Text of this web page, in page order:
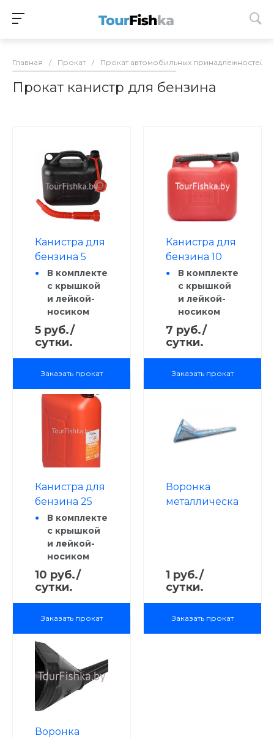
Главная / Прокат / Прокат автомобильных принадлежностей
Прокат канистр для бензина
Канистра для
бензина 5
литров
В комплекте
с крышкой
и лейкой-
носиком
5 руб./
сутки.
Заказать прокат
Канистра для
бензина 10
литров
В комплекте
с крышкой
и лейкой-
носиком
7 руб./
сутки.
Заказать прокат
Канистра для
бензина 25
литров
В комплекте
с крышкой
и лейкой-
носиком
10 руб./
сутки.
Заказать прокат
Воронка
металлическая
1 руб./
сутки.
Заказать прокат
Воронка